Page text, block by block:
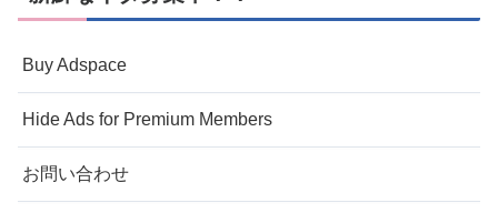
Buy Adspace
Hide Ads for Premium Members
お問い合わせ